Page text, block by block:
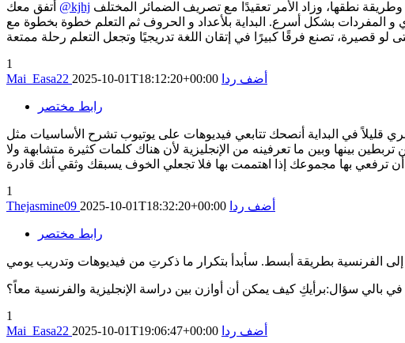
@kjhj
و المفردات بشكل أسرع. البداية بلأعداد و الحروف ثم التعلم خطوة بخطوة مع
1
Mai_Easa22 2025-10-01T18:12:20+00:00 أضف ردا
رابط مختصر
قليلاً في البداية أنصحك تتابعي فيديوهات على يوتيوب تشرح الأساسيات مثل
بينها وبين ما تعرفينه من الإنجليزية لأن هناك كلمات كثيرة متشابهة ولا
ترفعي بها مجموعك إذا اهتممت بها فلا تجعلي الخوف يسبقك وثقي أنك قادرة
1
Thejasmine09 2025-10-01T18:32:20+00:00 أضف ردا
رابط مختصر
بالي سؤال:برأيكِ كيف يمكن أن أوازن بين دراسة الإنجليزية والفرنسية معاً؟
1
Mai_Easa22 2025-10-01T19:06:47+00:00 أضف ردا